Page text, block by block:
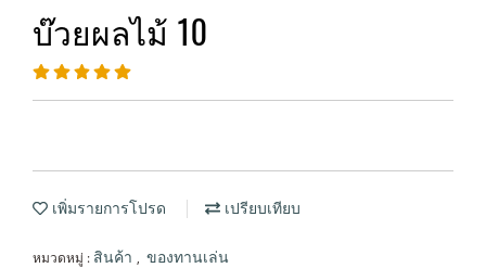
บ๊วยผลไม้ 10
เพิ่มรายการโปรด เปรียบเทียบ
หมวดหมู่ : สินค้า , ของทานเล่น